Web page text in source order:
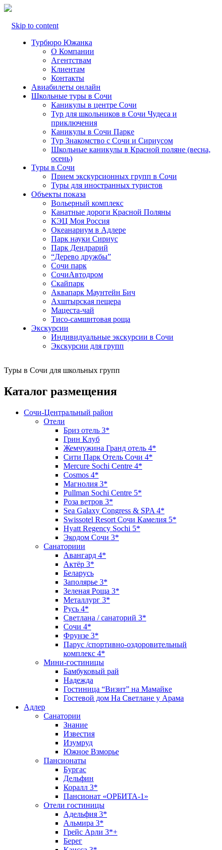
Skip to content
Турбюро Южанка
О Компании
Агентствам
Клиентам
Контакты
Авиабилеты онлайн
Школьные туры в Сочи
Каникулы в центре Сочи
Тур для школьников в Сочи Чудеса и
приключения
Каникулы в Сочи Парке
Тур Знакомство с Сочи и Сириусом
Школьные каникулы в Красной поляне (весна,
осень)
Туры в Сочи
Прием экскурсионных групп в Сочи
Туры для иностранных туристов
Объекты показа
Вольерный комплекс
Канатные дороги Красной Поляны
КЭЦ Моя Россия
Океанариум в Адлере
Парк науки Сириус
Парк Дендрарий
“Дерево дружбы”
Сочи парк
СочиАвтодром
Скайпарк
Аквапарк Маунтейн Бич
Ахштырская пещера
Мацеста-чай
Тисо-самшитовая роща
Экскурсии
Индивидуальные экскурсии в Сочи
Экскурсии для групп
Туры в Сочи для школьных групп
Каталог размещения
Сочи-Центральный район
Отели
Бриз отель 3*
Грин Клуб
Жемчужина Гранд отель 4*
Сити Парк Отель Сочи 4*
Mercure Sochi Centre 4*
Cosmos 4*
Магнолия 3*
Pullman Sochi Сеntre 5*
Роза ветров 3*
Sea Galaxy Congress & SPA 4*
Swissotel Resort Сочи Камелия 5*
Hyatt Regency Sochi 5*
Экодом Сочи 3*
Санаториии
Авангард 4*
Актёр 3*
Беларусь
Заполярье 3*
Зеленая Роща 3*
Металлург 3*
Русь 4*
Светлана / санаторий 3*
Сочи 4*
Фрунзе 3*
Парус /спортивно-оздоровительный
комплекс 4*
Мини-гостиницы
Бамбуковый рай
Надежда
Гостиница “Визит” на Мамайке
Гостевой дом На Светлане у Арама
Адлер
Санатории
Знание
Известия
Изумруд
Южное Взморье
Пансионаты
Бургас
Дельфин
Коралл 3*
Пансионат «ОРБИТА-1»
Отели гостиницы
Адельфия 3*
Альмира 3*
Грейс Арли 3*+
Берег